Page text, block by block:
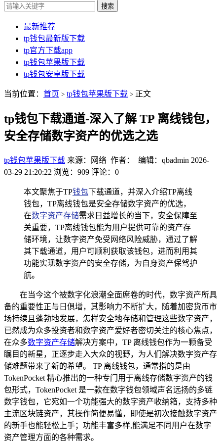
搜索
最新推荐
tp钱包最新版下载
tp官方下载app
tp钱包苹果版下载
tp钱包安卓版下载
当前位置： 首页 > tp钱包苹果版下载 > 正文
tp钱包下载通道-深入了解 TP 离线钱包，
安全存储数字资产的优选之选
tp钱包苹果版下载 来源：网络 作者： 编辑：qbadmin 2026-
03-29 21:20:22 浏览：909 评论：0
本文聚焦于TP钱包下载通道，并深入介绍TP离线
钱包，TP离线钱包是安全存储数字资产的优选，
在数字资产存储需求日益增长的当下，安全保障至
关重要，TP离线钱包能为用户提供可靠的资产存
储环境，让数字资产免受网络风险威胁，通过了解
其下载通道，用户可顺利获取该钱包，进而利用其
功能实现数字资产的安全存储，为自身资产保驾护
航。
在当今这个被数字化浪潮全面席卷的时代，数字资产所具
备的重要性正与日俱增，其影响力不断扩大，随着加密货币市
场持续且蓬勃地发展，怎样安全地存储和管理这些数字资产，
已然成为众多投资者和数字资产爱好者密切关注的核心焦点，
在众多数字资产存储解决方案中，TP 离线钱包作为一颗备受
瞩目的新星，正逐步走入大众的视野，为人们解决数字资产存
储难题带来了新的希望。 TP 离线钱包，通常指的是由
TokenPocket 精心推出的一种专门用于离线存储数字资产的钱
包形式，TokenPocket 是一款在数字钱包领域声名远扬的多链
数字钱包，它宛如一个功能强大的数字资产收纳箱，支持多种
主流区块链资产，其操作简便易懂，即使是初次接触数字资产
的新手也能轻松上手；功能丰富多样,能满足不同用户在数字
资产管理方面的各种需求。